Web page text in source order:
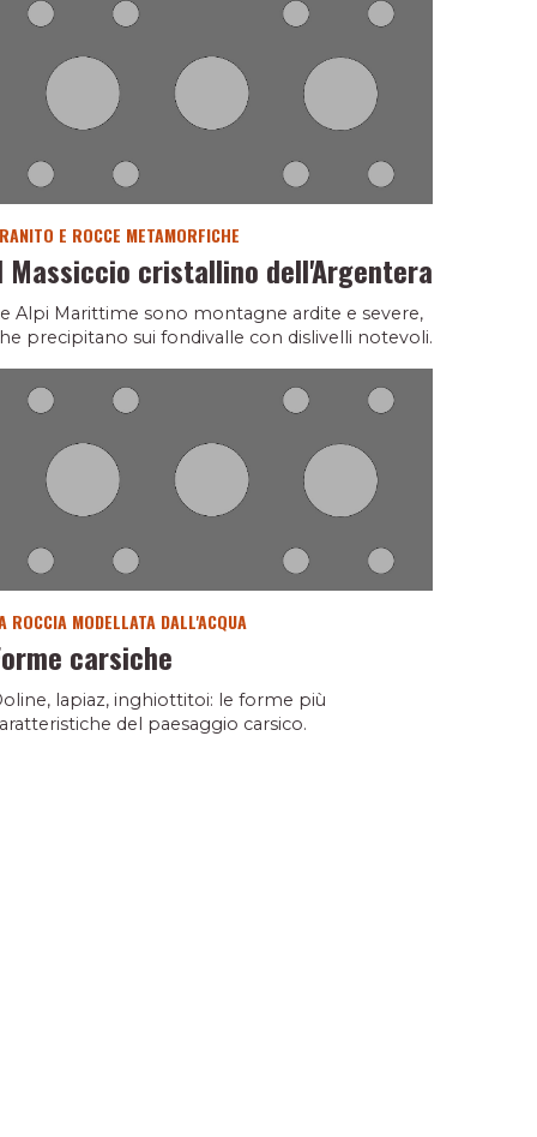
E ROCCE METAMORFICHE
Massiccio cristallino dell'Argentera
Alpi Marittime sono montagne ardite e severe,
precipitano sui fondivalle con dislivelli notevoli.
ROCCIA MODELLATA DALL'ACQUA
carsiche
lapiaz, inghiottitoi: le forme più
del paesaggio carsico.